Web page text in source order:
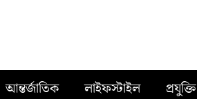
আন্তর্জাতিক লাইফস্টাইল প্রযুক্তি